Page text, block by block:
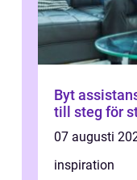
Byt assistansbolag så
till steg för
07 augusti
inspiration